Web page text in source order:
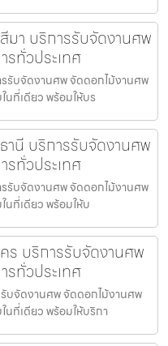
มา บริการรับจัดงานศพ
รทั่วประเทศ
รรับจัดงานศพ จัดดอกไม้งานศพ
นที่เดียว พร้อมให้บร
านี บริการรับจัดงานศพ
รทั่วประเทศ
รรับจัดงานศพ จัดดอกไม้งานศพ
นที่เดียว พร้อมให้บ
ร บริการรับจัดงานศพ
รทั่วประเทศ
รับจัดงานศพ จัดดอกไม้งานศพ
นที่เดียว พร้อมให้บริกา